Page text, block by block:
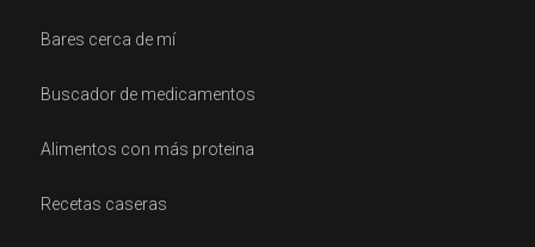
Bares cerca de mí
Buscador de medicamentos
Alimentos con más proteina
Recetas caseras